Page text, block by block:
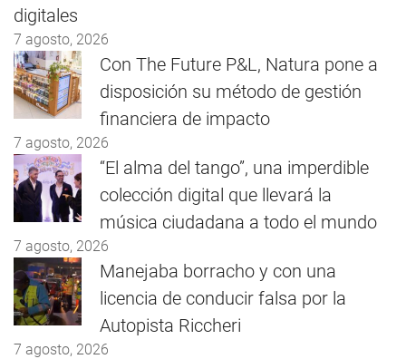
digitales
7 agosto, 2026
Con The Future P&L, Natura pone a
disposición su método de gestión
financiera de impacto
7 agosto, 2026
“El alma del tango”, una imperdible
colección digital que llevará la
música ciudadana a todo el mundo
7 agosto, 2026
Manejaba borracho y con una
licencia de conducir falsa por la
Autopista Riccheri
7 agosto, 2026